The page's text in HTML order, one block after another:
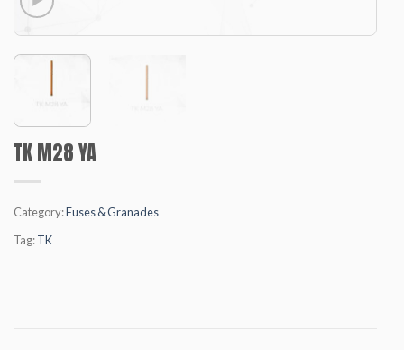
TK M28 YA
Category:Fuses & Granades
Tag:TK